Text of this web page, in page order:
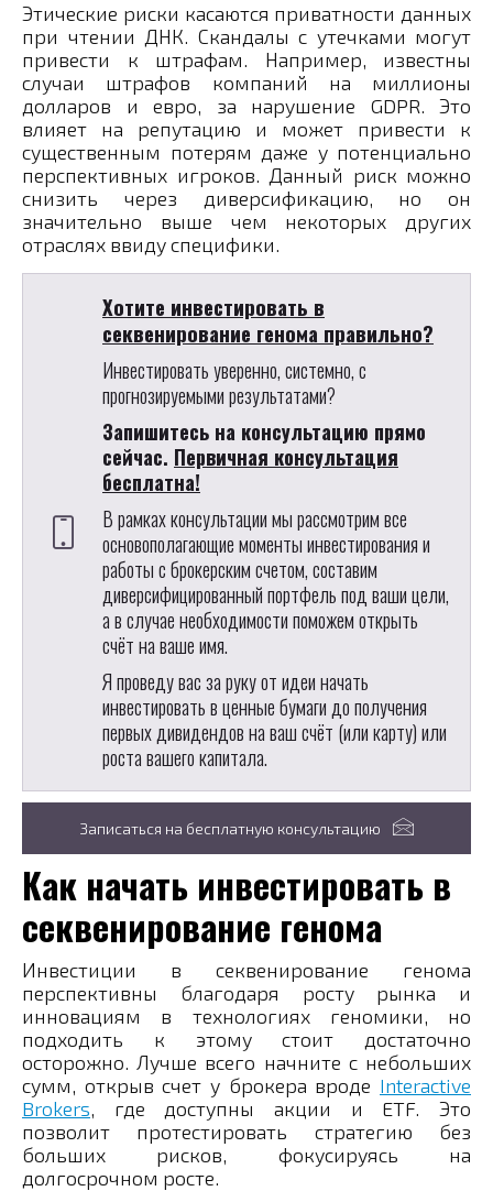
Этические риски касаются приватности данных
при чтении ДНК. Скандалы с утечками могут
привести к штрафам. Например, известны
случаи штрафов компаний на миллионы
долларов и евро, за нарушение GDPR. Это
влияет на репутацию и может привести к
существенным потерям даже у потенциально
перспективных игроков. Данный риск можно
снизить через диверсификацию, но он
значительно выше чем некоторых других
отраслях ввиду специфики.
Хотите инвестировать в
секвенирование генома правильно?
Инвестировать уверенно, системно, с
прогнозируемыми результатами?
Запишитесь на консультацию прямо
сейчас. Первичная консультация
бесплатна!
В рамках консультации мы рассмотрим все
основополагающие моменты инвестирования и
работы с брокерским счетом, составим
диверсифицированный портфель под ваши цели,
а в случае необходимости поможем открыть
счёт на ваше имя.
Я проведу вас за руку от идеи начать
инвестировать в ценные бумаги до получения
первых дивидендов на ваш счёт (или карту) или
роста вашего капитала.
Записаться на бесплатную консультацию
Как начать инвестировать в
секвенирование генома
Инвестиции в секвенирование генома
перспективны благодаря росту рынка и
инновациям в технологиях геномики, но
подходить к этому стоит достаточно
осторожно. Лучше всего начните с небольших
сумм, открыв счет у брокера вроде Interactive
Brokers, где доступны акции и ETF. Это
позволит протестировать стратегию без
больших рисков, фокусируясь на
долгосрочном росте.